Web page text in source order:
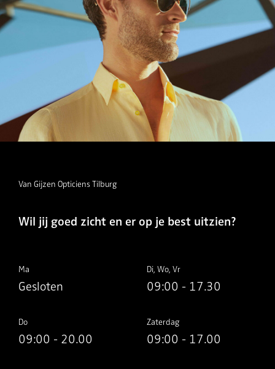
Van Gijzen Opticiens Tilburg
Wil jij goed zicht en er op je best uitzien?
Ma
Gesloten
Di, Wo, Vr
09:00 - 17.30
Do
09:00 - 20.00
Zaterdag
09:00 - 17.00